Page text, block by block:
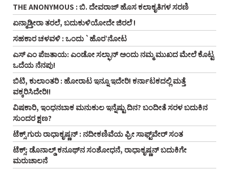
THE ANONYMOUS : ಬಿ. ದೇವರಾಜ್ ಹೊಸ ಕಲಾಕೃತಿಗಳ ಸರಣಿ
ಏನ್ಮಾಡ್ತೀರಾ ತರಲೆ, ಬದುಕುಳಿಯೋದೇ ಜಿರಲೆ !
ಸಹಕಾರ ಚಳವಳಿ : ಒಂದು `ಹೊರ’ನೋಟ
ಎಸ್ ಎಂ ಪೆಜತಾಯ: ಎಂಡೋ ಸಲ್ಫಾನ್ ಅಂದು ನಮ್ಮ ಮುಖದ ಮೇಲೆ ಕೊಟ್ಟ
ಒದೆಯ ನೆನಪು!
ಬಿಟಿ, ಕುಲಾಂತರಿ : ಹೋರಾಟ ಇನ್ನೂ ಇದೇರಿ! ಕರ್ನಾಟಕದಲ್ಲಿ ಮತ್ತೆ
ವಕ್ಕರಿಸಿದೇರಿ!!
ವಿಷಕಾರಿ, ಇಂಧನಬಾಕ ಮನುಕುಲ ಇನ್ನೆಷ್ಟು ದಿನ? ಬಂದೀತೆ ಸರಳ ಬದುಕಿನ
ಸುಂದರ ಕ್ಷಣ?
ಟೆಕ್ಸ್ ಗುರು ರಾಧಾಕೃಷ್ಣನ್ : ನದೀಕಣಿವೆಯ ಫ್ರೀ ಸಾಫ್ಟ್‌ವೇರ್ ಸಂತ
ಟೆಕ್ಸ್: ಡೊನಾಲ್ಡ್ ಕನೂಥ್‌ನ ಸಂಶೋಧನೆ, ರಾಧಾಕೃಷ್ಣನ್ ಬದುಕಿಗೇ
ಮರುಚಾಲನೆ